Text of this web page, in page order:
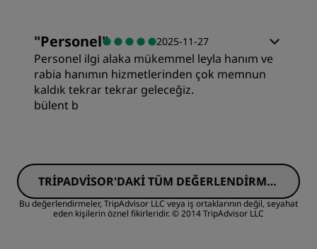
Değer
Yer
Temizlik
"Personel" 2025-11-27
Personel ilgi alaka mükemmel leyla hanım ve
rabia hanımın hizmetlerinden çok memnun
kaldık tekrar tekrar geleceğiz.
bülent b
Yer
TRIPADVISOR'DAKI TÜM DEĞERLENDIRMEL
ERI GÖRÜN
Bu değerlendirmeler, TripAdvisor LLC veya iş ortaklarının değil, seyahat
eden kişilerin öznel fikirleridir.© 2014 TripAdvisor LLC